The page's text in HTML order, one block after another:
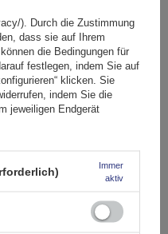
schon am11. August
). Durch die Zustimmung
dass sie auf Ihrem
die Bedingungen für
festlegen, indem Sie auf
klicken. Sie
indem Sie die
jeweiligen Endgerät
Immer
aktiv